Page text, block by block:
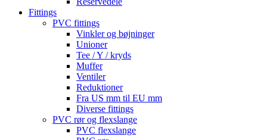
Fittings
PVC fittings
Vinkler og bøjninger
Unioner
Tee / Y / kryds
Muffer
Ventiler
Reduktioner
Fra US mm til EU mm
Diverse fittings
PVC rør og flexslange
PVC flexslange